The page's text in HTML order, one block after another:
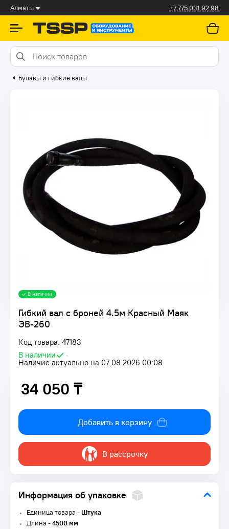
Алматы +7 775 031 92 98
Булавы и гибкие валы
Гибкий вал с броней 4.5м Красный Маяк
ЭВ-260
Код товара: 47183
В наличии
•
Наличие актуально на 07.08.2026 00:08
В наличии
34 050 ₸
34 050 ₸
Добавить в корзину
В рассрочку
Информация об упаковке
Единица товара -Штука
Длина -4500 мм